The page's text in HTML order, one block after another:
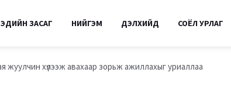
ЭДИЙН ЗАСАГ НИЙГЭМ ДЭЛХИЙД СОЁЛ УРЛАГ
жуулчин хүлээж авахаар зорьж ажиллахыг уриаллаа